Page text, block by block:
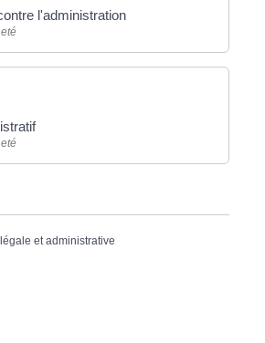
l'administration
et administrative